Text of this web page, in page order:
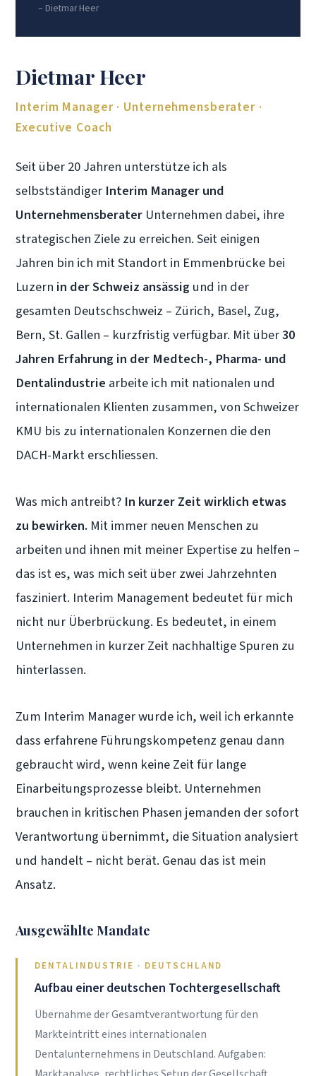
– Dietmar Heer
Dietmar Heer
Interim Manager · Unternehmensberater ·
Executive Coach
Seit über 20 Jahren unterstütze ich als
selbstständiger Interim Manager und
Unternehmensberater Unternehmen dabei, ihre
strategischen Ziele zu erreichen. Seit einigen
Jahren bin ich mit Standort in Emmenbrücke bei
Luzern in der Schweiz ansässig und in der
gesamten Deutschschweiz – Zürich, Basel, Zug,
Bern, St. Gallen – kurzfristig verfügbar. Mit über30
Jahren Erfahrung in der Medtech-, Pharma- und
Dentalindustrie arbeite ich mit nationalen und
internationalen Klienten zusammen, von Schweizer
KMU bis zu internationalen Konzernen die den
DACH-Markt erschliessen.
Was mich antreibt? In kurzer Zeit wirklich etwas
zu bewirken. Mit immer neuen Menschen zu
arbeiten und ihnen mit meiner Expertise zu helfen –
das ist es, was mich seit über zwei Jahrzehnten
fasziniert. Interim Management bedeutet für mich
nicht nur Überbrückung. Es bedeutet, in einem
Unternehmen in kurzer Zeit nachhaltige Spuren zu
hinterlassen.
Zum Interim Manager wurde ich, weil ich erkannte
dass erfahrene Führungskompetenz genau dann
gebraucht wird, wenn keine Zeit für lange
Einarbeitungsprozesse bleibt. Unternehmen
brauchen in kritischen Phasen jemanden der sofort
Verantwortung übernimmt, die Situation analysiert
und handelt – nicht berät. Genau das ist mein
Ansatz.
Ausgewählte Mandate
DENTALINDUSTRIE · DEUTSCHLAND
Aufbau einer deutschen Tochtergesellschaft
Übernahme der Gesamtverantwortung für den
Markteintritt eines internationalen
Dentalunternehmens in Deutschland. Aufgaben: